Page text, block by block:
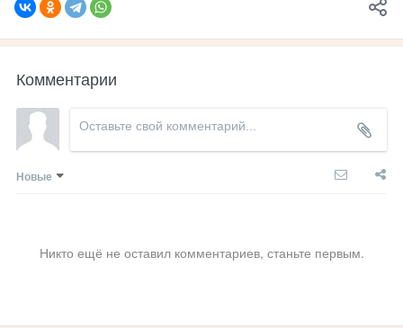
Комментарии
Новые
Никто ещё не оставил комментариев, станьте первым.